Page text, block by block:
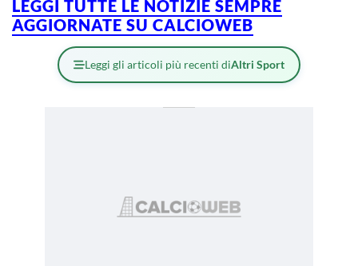
LEGGI TUTTE LE NOTIZIE SEMPRE
AGGIORNATE SU CALCIOWEB
Leggi gli articoli più recenti diAltri Sport